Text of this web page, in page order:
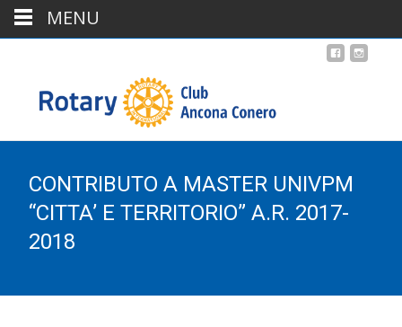
CONTRIBUTO A MASTER UNIVPM
“CITTA’ E TERRITORIO” A.R. 2017-
2018
MENU